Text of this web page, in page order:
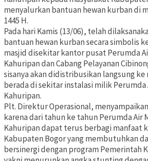
menyalurkan bantuan hewan kurban di
1445 H.
Pada hari Kamis (13/06), telah
bantuan hewan kurban secara simbolis
masjid disekitar kantor pusat Perumda
Kahuripan dan Cabang Pelayanan
sisanya akan didistribusikan langsung ke
berada di sekitar instalasi milik
Kahuripan.
Plt. Direktur Operasional,
karena dari tahun ke tahun Perumda Air
Kahuripan dapat terus berbagi manfaat
Kabupaten Bogor yang membutuhkan
bersinergi dengan program Pemerintah